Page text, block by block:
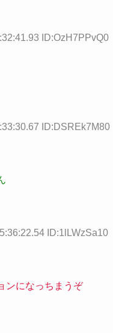
ID:OzH7PPvQ0
ID:DSREk7M80
ID:1lLWzSa10
ンになっちまうぞ